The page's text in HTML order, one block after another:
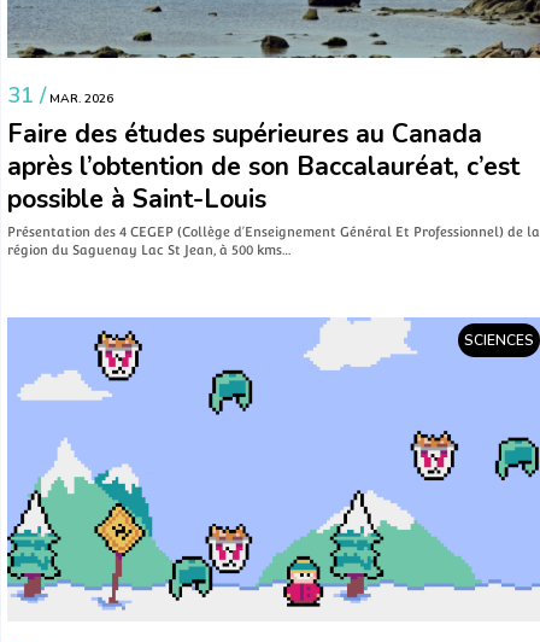
31 / MAR. 2026
Faire des études supérieures au Canada
après l’obtention de son Baccalauréat, c’est
possible à Saint-Louis
Présentation des 4 CEGEP (Collège d’Enseignement Général Et Professionnel) de la
région du Saguenay Lac St Jean, à 500 kms…
SCIENCES